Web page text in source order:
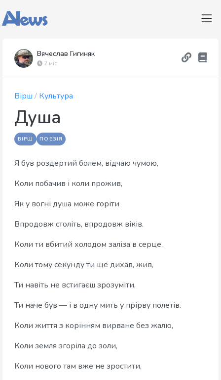
Вячеслав Гигиняк
2 міс
Вірш / Культура
Душа
ВІРШ ПОЕЗІЯ
Я був роздертий болем, відчаю чумою,
Коли побачив і коли прожив,
Як у вогні душа може горіти
Впродовж століть, впродовж віків.
Коли ти вбитий холодом заліза в серце,
Коли тому секунду ти ще дихав, жив,
Ти навіть не встигаєш зрозуміти,
Ти наче був — і в одну мить у прірву полетів.
Коли життя з корінням вирване без жалю,
Коли земля згоріла до золи,
Коли нового там вже не зростити,